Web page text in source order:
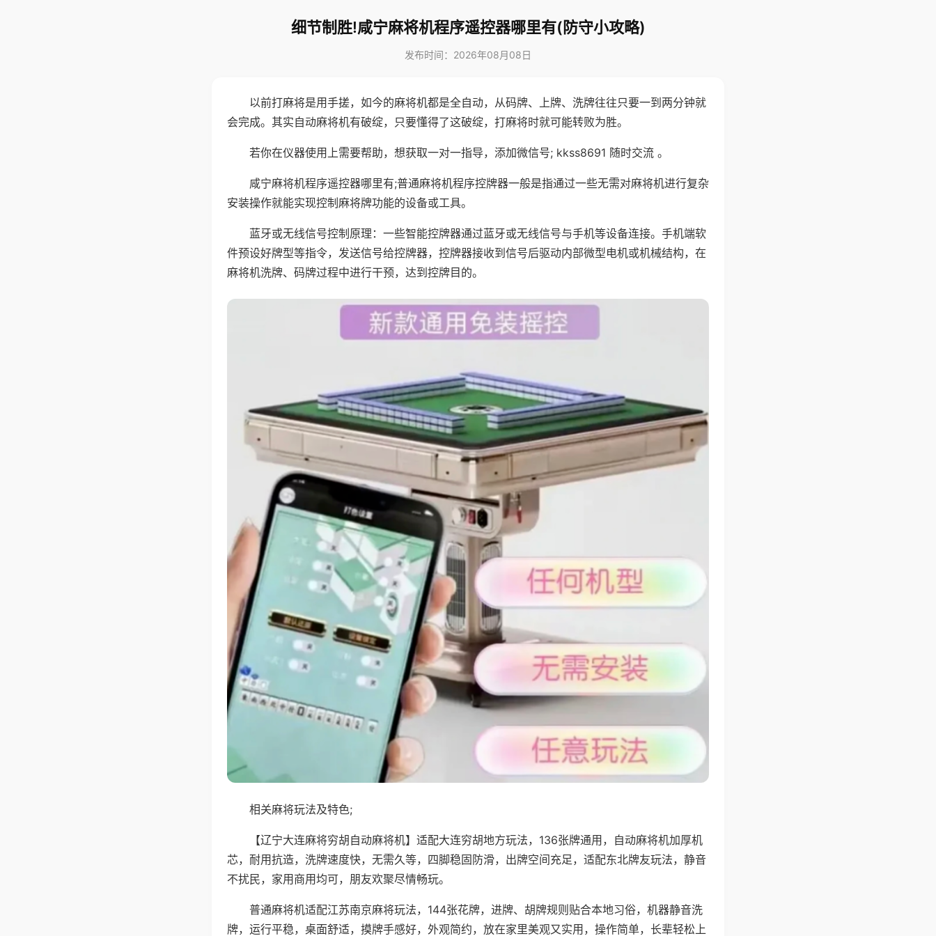
细节制胜!咸宁麻将机程序遥控器哪里有(防守小攻略)
发布时间：2026年08月08日
以前打麻将是用手搓，如今的麻将机都是全自动，从码牌、上牌、洗牌往往只要一到两分钟就
会完成。其实自动麻将机有破绽，只要懂得了这破绽，打麻将时就可能转败为胜。
若你在仪器使用上需要帮助，想获取一对一指导，添加微信号; kkss8691 随时交流 。
咸宁麻将机程序遥控器哪里有;普通麻将机程序控牌器一般是指通过一些无需对麻将机进行复杂
安装操作就能实现控制麻将牌功能的设备或工具。
蓝牙或无线信号控制原理：一些智能控牌器通过蓝牙或无线信号与手机等设备连接。手机端软
件预设好牌型等指令，发送信号给控牌器，控牌器接收到信号后驱动内部微型电机或机械结构，在
麻将机洗牌、码牌过程中进行干预，达到控牌目的。
相关麻将玩法及特色;
【辽宁大连麻将穷胡自动麻将机】适配大连穷胡地方玩法，136张牌通用，自动麻将机加厚机
芯，耐用抗造，洗牌速度快，无需久等，四脚稳固防滑，出牌空间充足，适配东北牌友玩法，静音
不扰民，家用商用均可，朋友欢聚尽情畅玩。
普通麻将机适配江苏南京麻将玩法，144张花牌，进牌、胡牌规则贴合本地习俗，机器静音洗
牌，运行平稳，桌面舒适，摸牌手感好，外观简约，放在家里美观又实用，操作简单，长辈轻松上